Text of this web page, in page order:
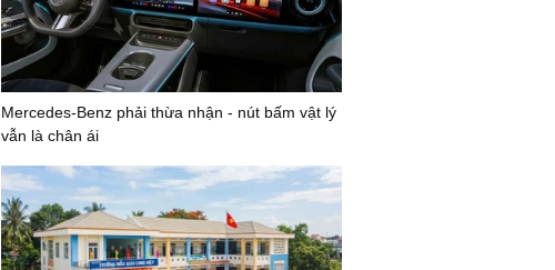
Mercedes-Benz phải thừa nhận - nút bấm vật lý
vẫn là chân ái